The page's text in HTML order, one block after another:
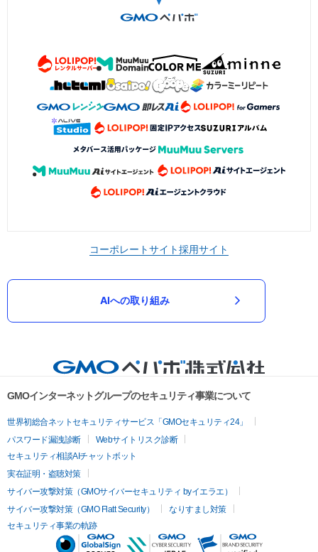
コーポレートサイト採用サイト
AIへの取り組み
GMOインターネットグループのセキュリティ事業について
世界初総合ネットセキュリティサービス「GMOセキュリティ24」
パスワード漏洩診断
Webサイトリスク診断
セキュリティ相談AIチャットボット
実在証明・盗聴対策
サイバー攻撃対策（GMOサイバーセキュリティ byイエラエ）
サイバー攻撃対策（GMO Flatt Security）
なりすまし対策
セキュリティ事業の軌跡